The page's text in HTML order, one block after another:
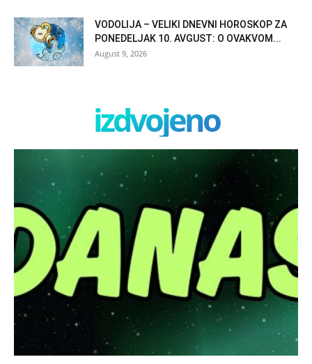
VODOLIJA – VELIKI DNEVNI HOROSKOP ZA
PONEDELJAK 10. AVGUST: O OVAKVOM...
August 9, 2026
izdvojeno